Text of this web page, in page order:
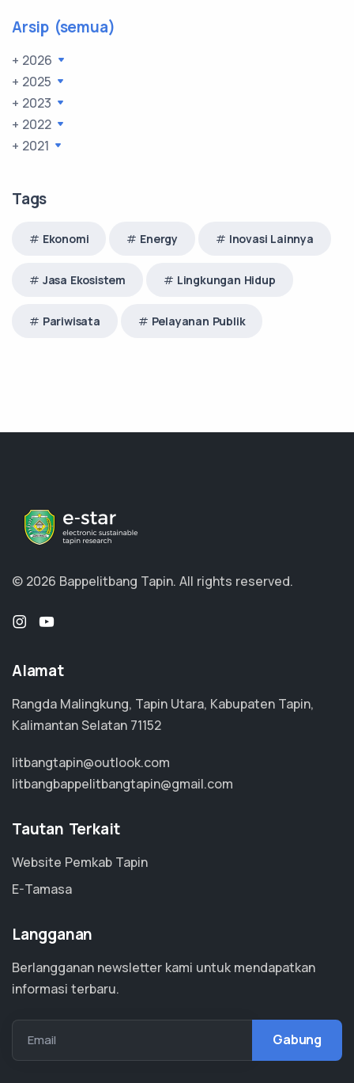
Arsip (semua)
+ 2026
+ 2025
+ 2023
+ 2022
+ 2021
Tags
Ekonomi Energy Inovasi Lainnya
Jasa Ekosistem Lingkungan Hidup
Pariwisata Pelayanan Publik
© 2026 Bappelitbang Tapin. All rights reserved.
Alamat
Rangda Malingkung, Tapin Utara, Kabupaten Tapin,
Kalimantan Selatan 71152
litbangtapin@outlook.com
litbangbappelitbangtapin@gmail.com
Tautan Terkait
Website Pemkab Tapin
E-Tamasa
Langganan
Berlangganan newsletter kami untuk mendapatkan
informasi terbaru.
Email